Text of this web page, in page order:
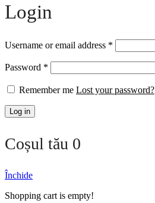
Login
Username or email address *
Password *
Remember me Lost your password?
Log in
Coșul tău 0
Închide
Shopping cart is empty!